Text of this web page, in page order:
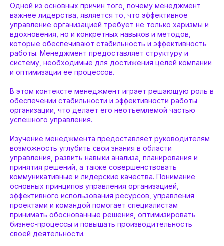
Одной из основных причин того, почему менеджмент
важнее лидерства, является то, что эффективное
управление организацией требует не только харизмы и
вдохновения, но и конкретных навыков и методов,
которые обеспечивают стабильность и эффективность
работы. Менеджмент предоставляет структуру и
систему, необходимые для достижения целей компании
и оптимизации ее процессов.
В этом контексте менеджмент играет решающую роль в
обеспечении стабильности и эффективности работы
организации, что делает его неотъемлемой частью
успешного управления.
Изучение менеджмента предоставляет руководителям
возможность углубить свои знания в области
управления, развить навыки анализа, планирования и
принятия решений, а также совершенствовать
коммуникативные и лидерские качества. Понимание
основных принципов управления организацией,
эффективного использования ресурсов, управления
проектами и командой помогает специалистам
принимать обоснованные решения, оптимизировать
бизнес-процессы и повышать производительность
своей деятельности.